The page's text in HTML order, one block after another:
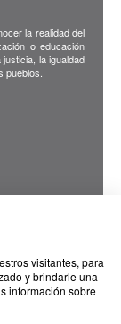
la realidad del
o educación
la igualdad
visitantes, para
y brindarle una
información sobre